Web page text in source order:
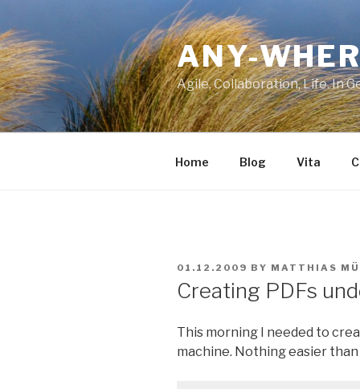
to
content
ANY-
Agile, Collaboration, Life. In
Home Blog Vita
POSTED
01.12.2009 BY MATTHIAS
Creating PDFs
This morning I needed to
machine. Nothing easier